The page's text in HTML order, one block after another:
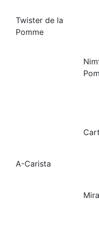
Twister de la
Pomme
A-Carista